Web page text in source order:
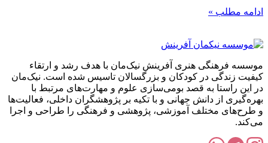
ادامه مطلب »
موسسه فرهنگی هنری آفرینش نیک‌مان با هدف رشد و ارتقاء
کیفیت زندگی در کودکان و بزرگسالان تاسیس شده است. نیک‌مان
در این راستا به قصد بومی‌سازی علوم و مهارت‌های مرتبط با
بهره‌گیری از دانش جهانی و با تکیه بر پژوهشگران داخلی، فعالیت‌ها
و طرح‌های مختلف آموزشی، پژوهشی و فرهنگی را طراحی و اجرا
می‌کند.